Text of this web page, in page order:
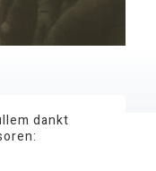
dankt